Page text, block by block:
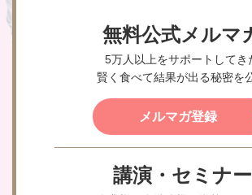
無料公式メルマ
5万人以上をサポートしてき
賢く食べて結果が出る秘密を
メルマガ登録
講演・セミナー